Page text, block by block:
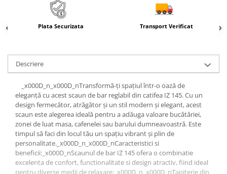
Plata Securizata Transport Verificat
Descriere
_x000D_n_x000D_nTransformă-ți spațiul într-o oază de
eleganță cu acest scaun de bar reglabil din catifea IZ 145. Cu un
design fermecător, atrăgător și un stil modern și elegant, acest
scaun este alegerea ideală pentru a adăuga valoare bucătăriei,
zonei de luat masa, cafenelei sau barului dumneavoastră. Este
timpul să faci din locul tău un spațiu vibrant și plin de
personalitate._x000D_n_x000D_nCaracteristici si
beneficii:_x000D_nScaunul de bar IZ 145 ofera o combinatie
excelenta de confort, functionalitate si design atractiv, fiind ideal
pentru diverse medii de relaxare:_x000D_n_x000D_nTapițerie din